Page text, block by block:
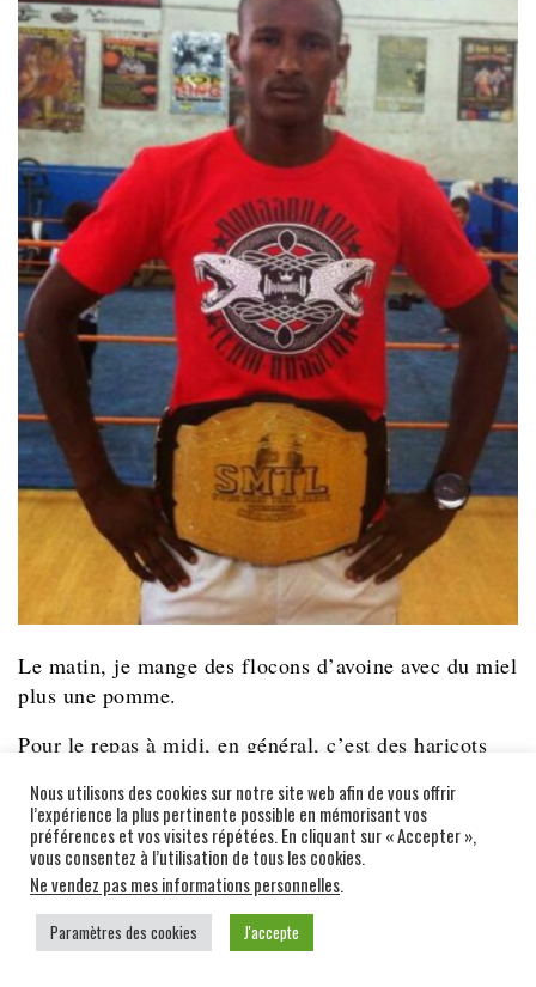
Le matin, je mange des flocons d’avoine avec du miel
plus une pomme.
Pour le repas à midi, en général, c’est des haricots
Le dîner, c’est une salade de thon, maïs, tomates avec
de la vinaigrette.
Je prends aussi tous les jours des compléments
alimentaires.
Nous utilisons des cookies sur notre site web afin de vous offrir
l’expérience la plus pertinente possible en mémorisant vos
préférences et vos visites répétées. En cliquant sur « Accepter »,
vous consentez à l’utilisation de tous les cookies.
Ne vendez pas mes informations personnelles.
Paramètres des cookies J'accepte